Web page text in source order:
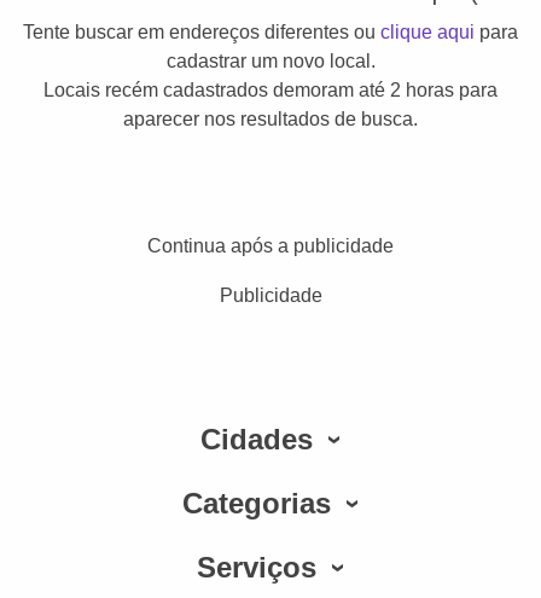
Tente buscar em endereços diferentes ou clique aqui para
cadastrar um novo local.
Locais recém cadastrados demoram até 2 horas para
aparecer nos resultados de busca.
Continua após a publicidade
Publicidade
Cidades
Categorias
Serviços